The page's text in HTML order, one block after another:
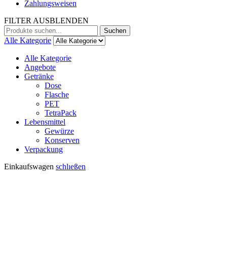
Zahlungsweisen
FILTER AUSBLENDEN
Suchen
nach:
Suchen
Alle Kategorie
Alle Kategorie
Angebote
Getränke
Dose
Flasche
PET
TetraPack
Lebensmittel
Gewürze
Konserven
Verpackung
Einkaufswagen schlıeßen